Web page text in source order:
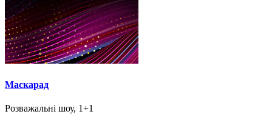
Маскарад
Розважальні шоу, 1+1